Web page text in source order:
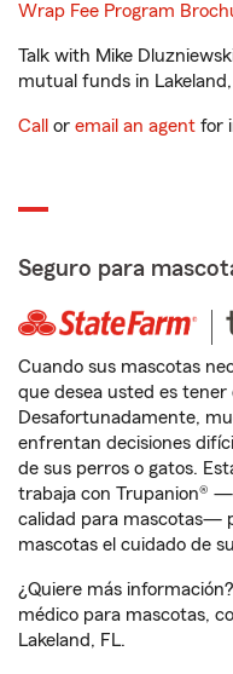
Wrap Fee Program
Talk with Mike
mutual funds in
Call or email an agent for
Seguro para
Cuando sus mascotas
que desea usted es
Desafortunadamente,
enfrentan decisiones
de sus perros o gatos.
trabaja con Trupanion®
calidad para mascotas—
mascotas el cuidado de
¿Quiere más
médico para mascotas,
Lakeland, FL.